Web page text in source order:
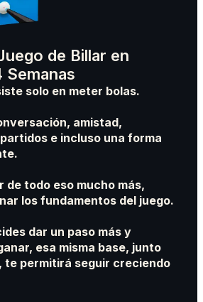
de Billar en
Semanas
solo en meter bolas.
amistad,
e incluso una forma
de todo eso mucho más,
los fundamentos del juego.
dar un paso más y
esa misma base, junto
te permitirá seguir creciendo